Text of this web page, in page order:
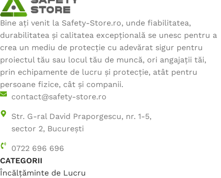
Bine ați venit la Safety-Store.ro, unde fiabilitatea,
durabilitatea și calitatea excepțională se unesc pentru a
crea un mediu de protecție cu adevărat sigur pentru
proiectul tău sau locul tău de muncă, ori angajații tăi,
prin echipamente de lucru și protecție, atât pentru
persoane fizice, cât și companii.
contact@safety-store.ro
Str. G-ral David Praporgescu, nr. 1-5,
sector 2, București
0722 696 696
CATEGORII
Încălțăminte de Lucru